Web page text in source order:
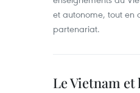
et autonome, tout en
partenariat.
Le Vietnam